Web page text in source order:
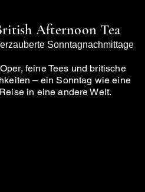
Afternoon Tea
Sonntagnachmittage
feine Tees und britische
– ein Sonntag wie eine
in eine andere Welt.